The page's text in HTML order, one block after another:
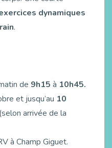
dynamiques
.
de 9h15 à 10h45.
et jusqu’au 10
(selon arrivée de la
à Champ Giguet.